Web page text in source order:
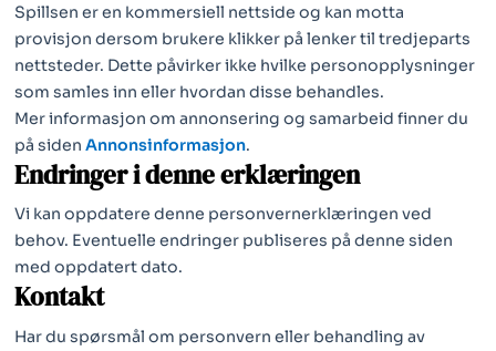
Spillsen er en kommersiell nettside og kan motta
provisjon dersom brukere klikker på lenker til tredjeparts
nettsteder. Dette påvirker ikke hvilke personopplysninger
som samles inn eller hvordan disse behandles.
Mer informasjon om annonsering og samarbeid finner du
på sidenAnnonsinformasjon.
Endringer i denne erklæringen
Vi kan oppdatere denne personvernerklæringen ved
behov. Eventuelle endringer publiseres på denne siden
med oppdatert dato.
Kontakt
Har du spørsmål om personvern eller behandling av